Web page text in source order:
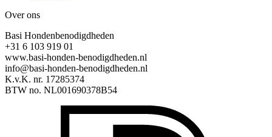
Over ons
Basi Hondenbenodigdheden
+31 6 103 919 01
www.basi-honden-benodigdheden.nl
info@basi-honden-benodigdheden.nl
K.v.K. nr. 17285374
BTW no. NL001690378B54